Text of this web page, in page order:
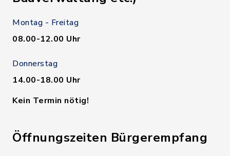
Montag - Freitag
08.00-12.00 Uhr
Donnerstag
14.00-18.00 Uhr
Kein Termin nötig!
Öffnungszeiten Bürgerempfang